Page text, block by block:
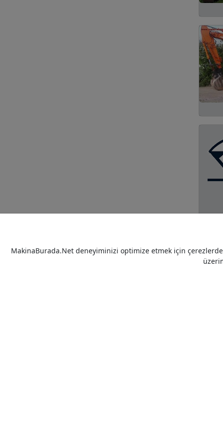
MakinaBurada.Net deneyiminizi optimize etmek için